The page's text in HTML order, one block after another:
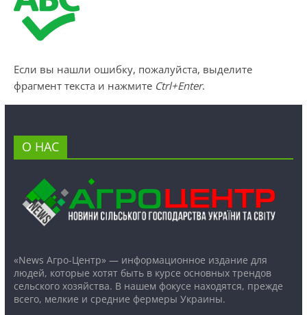
Если вы нашли ошибку, пожалуйста, выделите
фрагмент текста и нажмите Ctrl+Enter.
О НАС
«News Агро-Центр» — информационное издание для
людей, которые хотят быть в курсе основных трендов
сельского хозяйства. В нашем фокусе находятся, прежде
всего, мелкие и средние фермеры Украины.